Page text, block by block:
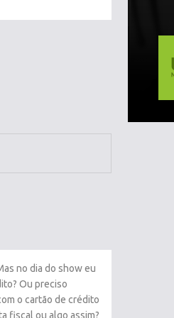
no dia do show eu
Ou preciso
o cartão de crédito
fiscal ou algo assim?